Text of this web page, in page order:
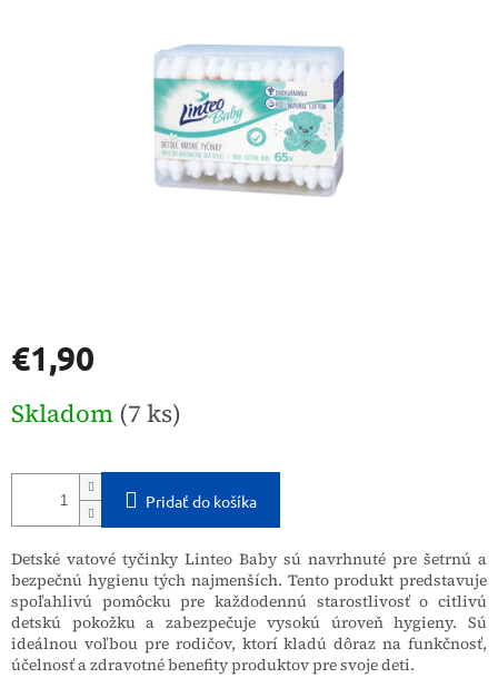
€1,90
cena:
Skladom (7 ks)
Pridať do košíka
Detské vatové tyčinky Linteo Baby sú navrhnuté pre šetrnú a
bezpečnú hygienu tých najmenších. Tento produkt predstavuje
spoľahlivú pomôcku pre každodennú starostlivosť o citlivú
detskú pokožku a zabezpečuje vysokú úroveň hygieny. Sú
ideálnou voľbou pre rodičov, ktorí kladú dôraz na funkčnosť,
účelnosť a zdravotné benefity produktov pre svoje deti.